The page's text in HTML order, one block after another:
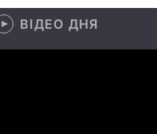
ВІДЕО ДНЯ